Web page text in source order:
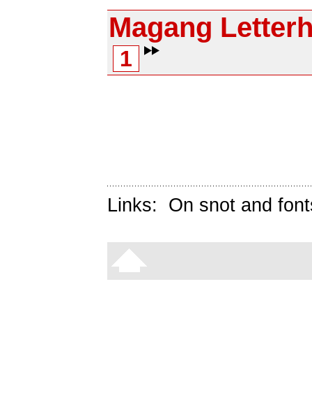
Magang
1
Links: On snot and